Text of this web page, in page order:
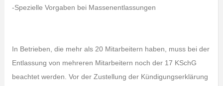
-Spezielle Vorgaben bei Massenentlassungen
In Betrieben, die mehr als 20 Mitarbeitern haben, muss bei der
Entlassung von mehreren Mitarbeitern noch der 17 KSchG
beachtet werden. Vor der Zustellung der Kündigungserklärung